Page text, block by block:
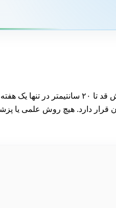
پاسخ کوتاه و روشن به این پرسش
دارد. هیچ روش علمی یا